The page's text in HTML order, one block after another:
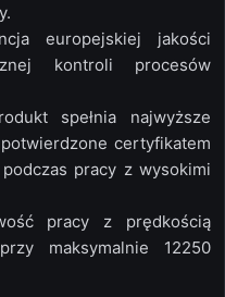
europejskiej jakości
kontroli procesów
spełnia najwyższe
certyfikatem
pracy z wysokimi
pracy z prędkością
maksymalnie 12250